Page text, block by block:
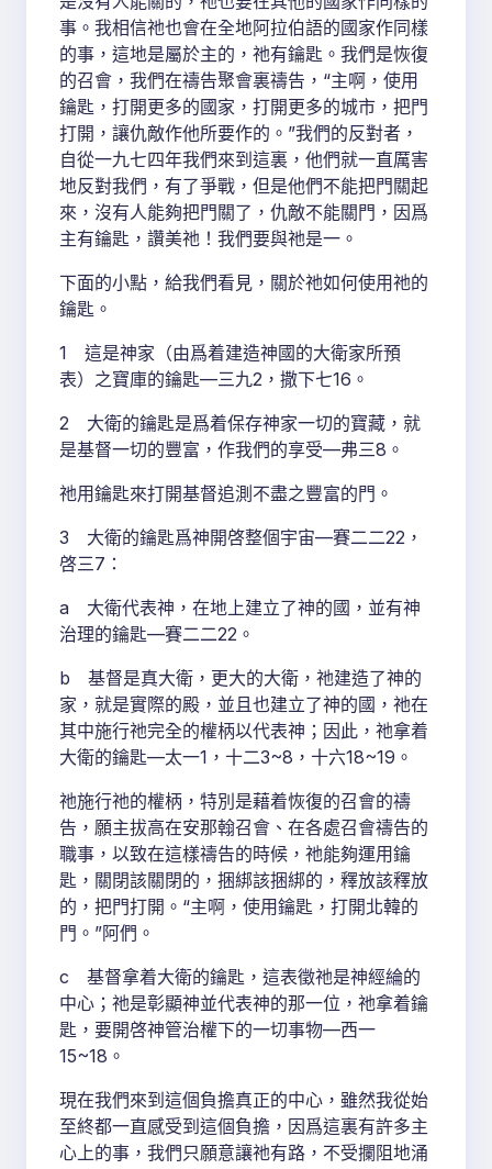
事。我相信祂也會在全地阿拉伯語的國家作同樣
的事，這地是屬於主的，祂有鑰匙。我們是恢復
的召會，我們在禱告聚會裏禱告，“主啊，使用
鑰匙，打開更多的國家，打開更多的城市，把門
打開，讓仇敵作他所要作的。”我們的反對者，
自從一九七四年我們來到這裏，他們就一直厲害
地反對我們，有了爭戰，但是他們不能把門關起
來，沒有人能夠把門關了，仇敵不能關門，因爲
主有鑰匙，讚美祂！我們要與祂是一。
下面的小點，給我們看見，關於祂如何使用祂的
鑰匙。
1 這是神家（由爲着建造神國的大衛家所預
表）之寶庫的鑰匙—三九2，撒下七16。
2 大衛的鑰匙是爲着保存神家一切的寶藏，就
是基督一切的豐富，作我們的享受—弗三8。
祂用鑰匙來打開基督追測不盡之豐富的門。
3 大衛的鑰匙爲神開啓整個宇宙—賽二二22，
啓三7：
a 大衛代表神，在地上建立了神的國，並有神
治理的鑰匙—賽二二22。
b 基督是真大衛，更大的大衛，祂建造了神的
家，就是實際的殿，並且也建立了神的國，祂在
其中施行祂完全的權柄以代表神；因此，祂拿着
大衛的鑰匙—太一1，十二3~8，十六18~19。
祂施行祂的權柄，特別是藉着恢復的召會的禱
告，願主拔高在安那翰召會、在各處召會禱告的
職事，以致在這樣禱告的時候，祂能夠運用鑰
匙，關閉該關閉的，捆綁該捆綁的，釋放該釋放
的，把門打開。“主啊，使用鑰匙，打開北韓的
門。”阿們。
c 基督拿着大衛的鑰匙，這表徵祂是神經綸的
中心；祂是彰顯神並代表神的那一位，祂拿着鑰
匙，要開啓神管治權下的一切事物—西一
15~18。
現在我們來到這個負擔真正的中心，雖然我從始
至終都一直感受到這個負擔，因爲這裏有許多主
心上的事，我們只願意讓祂有路，不受攔阻地涌